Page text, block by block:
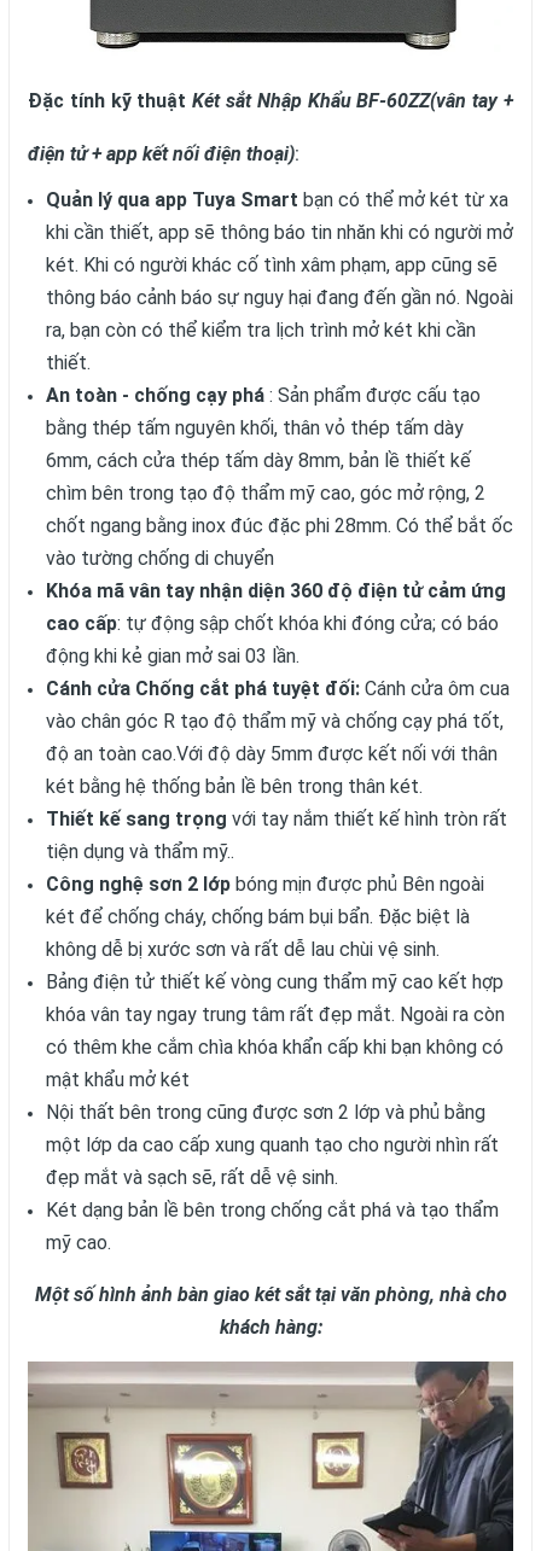
Đặc tính kỹ thuật Két sắt Nhập Khẩu BF-60ZZ(vân tay +
điện tử + app kết nối điện thoại):
Quản lý qua app Tuya Smart bạn có thể mở két từ xa
khi cần thiết, app sẽ thông báo tin nhăn khi có người mở
két. Khi có người khác cố tình xâm phạm, app cũng sẽ
thông báo cảnh báo sự nguy hại đang đến gần nó. Ngoài
ra, bạn còn có thể kiểm tra lịch trình mở két khi cần
thiết.
An toàn - chống cạy phá : Sản phẩm được cấu tạo
bằng thép tấm nguyên khối, thân vỏ thép tấm dày
6mm, cách cửa thép tấm dày 8mm, bản lề thiết kế
chìm bên trong tạo độ thẩm mỹ cao, góc mở rộng, 2
chốt ngang bằng inox đúc đặc phi 28mm. Có thể bắt ốc
vào tường chống di chuyển
Khóa mã vân tay nhận diện 360 độ điện tử cảm ứng
cao cấp: tự động sập chốt khóa khi đóng cửa; có báo
động khi kẻ gian mở sai 03 lần.
Cánh cửa Chống cắt phá tuyệt đối: Cánh cửa ôm cua
vào chân góc R tạo độ thẩm mỹ và chống cạy phá tốt,
độ an toàn cao.Với độ dày 5mm được kết nối với thân
két bằng hệ thống bản lề bên trong thân két.
Thiết kế sang trọng với tay nắm thiết kế hình tròn rất
tiện dụng và thẩm mỹ..
Công nghệ sơn 2 lớp bóng mịn được phủ Bên ngoài
két để chống cháy, chống bám bụi bẩn. Đặc biệt là
không dễ bị xước sơn và rất dễ lau chùi vệ sinh.
Bảng điện tử thiết kế vòng cung thẩm mỹ cao kết hợp
khóa vân tay ngay trung tâm rất đẹp mắt. Ngoài ra còn
có thêm khe cắm chìa khóa khẩn cấp khi bạn không có
mật khẩu mở két
Nội thất bên trong cũng được sơn 2 lớp và phủ bằng
một lớp da cao cấp xung quanh tạo cho người nhìn rất
đẹp mắt và sạch sẽ, rất dễ vệ sinh.
Két dạng bản lề bên trong chống cắt phá và tạo thẩm
mỹ cao.
Một số hình ảnh bàn giao két sắt tại văn phòng, nhà cho
khách hàng: